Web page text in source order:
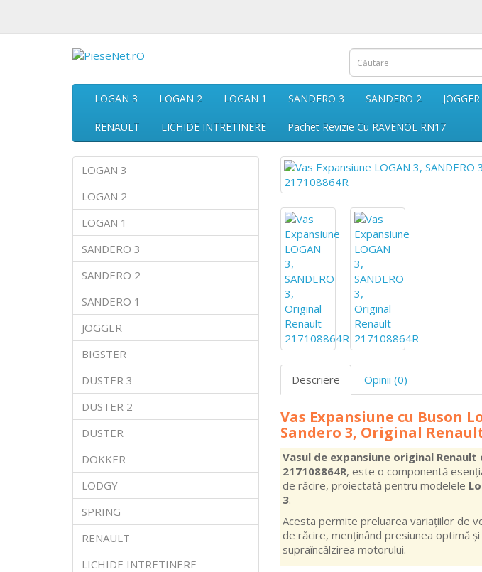
LOGAN 3 LOGAN 2 LOGAN 1 SANDERO 3 SANDERO 2 JOGGER
RENAULT LICHIDE INTRETINERE Pachet Revizie Cu RAVENOL RN17
LOGAN 3
LOGAN 2
LOGAN 1
SANDERO 3
SANDERO 2
SANDERO 1
JOGGER
BIGSTER
DUSTER 3
DUSTER 2
DUSTER
DOKKER
LODGY
SPRING
RENAULT
LICHIDE INTRETINERE
Descriere Opinii (0)
Vas Expansiune cu Buson
Sandero 3, Original Renault
Vasul de expansiune original Renault
217108864R, este o componentă
de răcire, proiectată pentru modelele
3.
Acesta permite preluarea variațiilor de
de răcire, menținând presiunea optimă
supraîncălzirea motorului.